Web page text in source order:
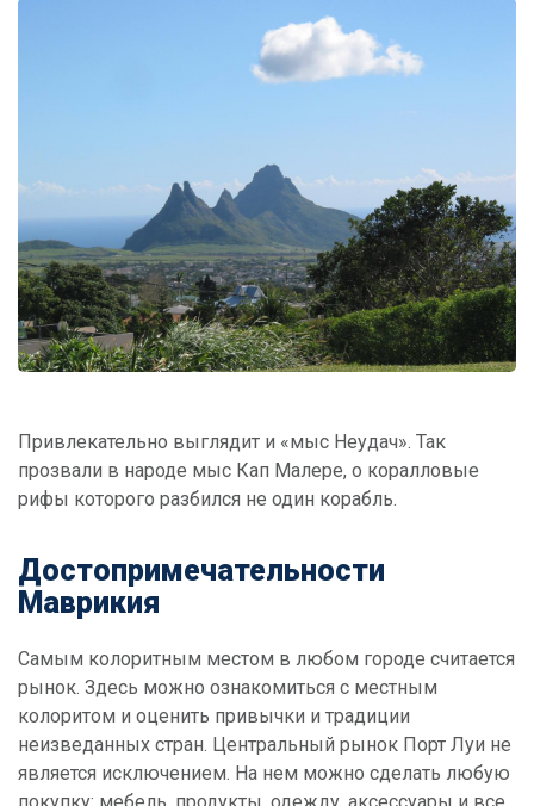
Привлекательно выглядит и «мыс Неудач». Так
прозвали в народе мыс Кап Малере, о коралловые
рифы которого разбился не один корабль.
Достопримечательности
Маврикия
Самым колоритным местом в любом городе считается
рынок. Здесь можно ознакомиться с местным
колоритом и оценить привычки и традиции
неизведанных стран. Центральный рынок Порт Луи не
является исключением. На нем можно сделать любую